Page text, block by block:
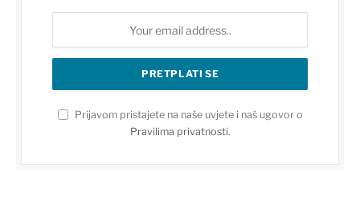
Prijavom pristajete na naše uvjete i naš ugovor o
Pravilima privatnosti.